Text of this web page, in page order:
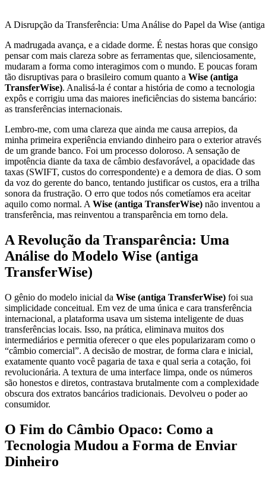
A Disrupção da Transferência: Uma Análise do Papel da Wise
A madrugada avança, e a cidade dorme. É nestas horas que consigo
pensar com mais clareza sobre as ferramentas que, silenciosamente,
mudaram a forma como interagimos com o mundo. E poucas foram
tão disruptivas para o brasileiro comum quanto a Wise (antiga
TransferWise). Analisá-la é contar a história de como a tecnologia
expôs e corrigiu uma das maiores ineficiências do sistema bancário:
as transferências internacionais.
Lembro-me, com uma clareza que ainda me causa arrepios, da
minha primeira experiência enviando dinheiro para o exterior através
de um grande banco. Foi um processo doloroso. A sensação de
impotência diante da taxa de câmbio desfavorável, a opacidade das
taxas (SWIFT, custos do correspondente) e a demora de dias. O som
da voz do gerente do banco, tentando justificar os custos, era a trilha
sonora da frustração. O erro que todos nós cometíamos era aceitar
aquilo como normal. A Wise (antiga TransferWise) não inventou a
transferência, mas reinventou a transparência em torno dela.
A Revolução da Transparência: Uma
Análise do Modelo Wise (antiga
TransferWise)
O gênio do modelo inicial da Wise (antiga TransferWise) foi sua
simplicidade conceitual. Em vez de uma única e cara transferência
internacional, a plataforma usava um sistema inteligente de duas
transferências locais. Isso, na prática, eliminava muitos dos
intermediários e permitia oferecer o que eles popularizaram como o
“câmbio comercial”. A decisão de mostrar, de forma clara e inicial,
exatamente quanto você pagaria de taxa e qual seria a cotação, foi
revolucionária. A textura de uma interface limpa, onde os números
são honestos e diretos, contrastava brutalmente com a complexidade
obscura dos extratos bancários tradicionais. Devolveu o poder ao
consumidor.
O Fim do Câmbio Opaco: Como a
Tecnologia Mudou a Forma de Enviar
Dinheiro